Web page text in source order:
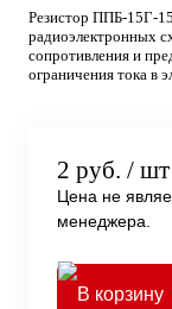
Резистор ППБ-15Г-
радиоэлектронных
сопротивления и
ограничения тока в
2 руб. / шт
Цена не
менеджера.